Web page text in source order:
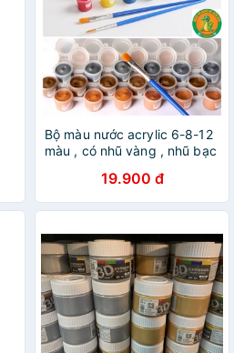
Bộ màu nước acrylic 6-8-12
màu , có nhũ vàng , nhũ bạc
em , tô màu , trộn màu đất
sét …
19.900 đ